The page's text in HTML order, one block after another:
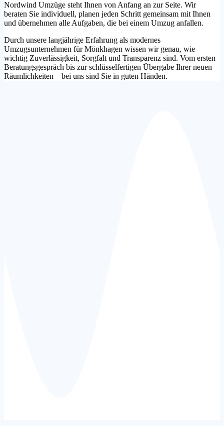
Nordwind Umzüge steht Ihnen von Anfang an zur Seite. Wir
beraten Sie individuell, planen jeden Schritt gemeinsam mit Ihnen
und übernehmen alle Aufgaben, die bei einem Umzug anfallen.
Durch unsere langjährige Erfahrung als modernes
Umzugsunternehmen für Mönkhagen wissen wir genau, wie
wichtig Zuverlässigkeit, Sorgfalt und Transparenz sind. Vom ersten
Beratungsgespräch bis zur schlüsselfertigen Übergabe Ihrer neuen
Räumlichkeiten – bei uns sind Sie in guten Händen.